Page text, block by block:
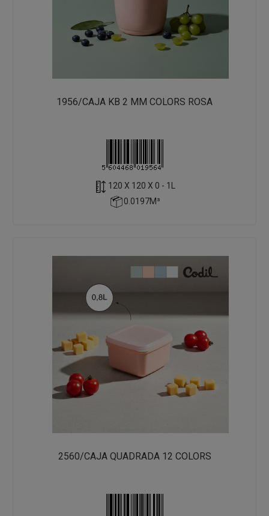
1956/CAJA KB 2 MM COLORS ROSA
120 X 120 X 0 - 1L
0.0197M³
2560/CAJA QUADRADA 12 COLORS